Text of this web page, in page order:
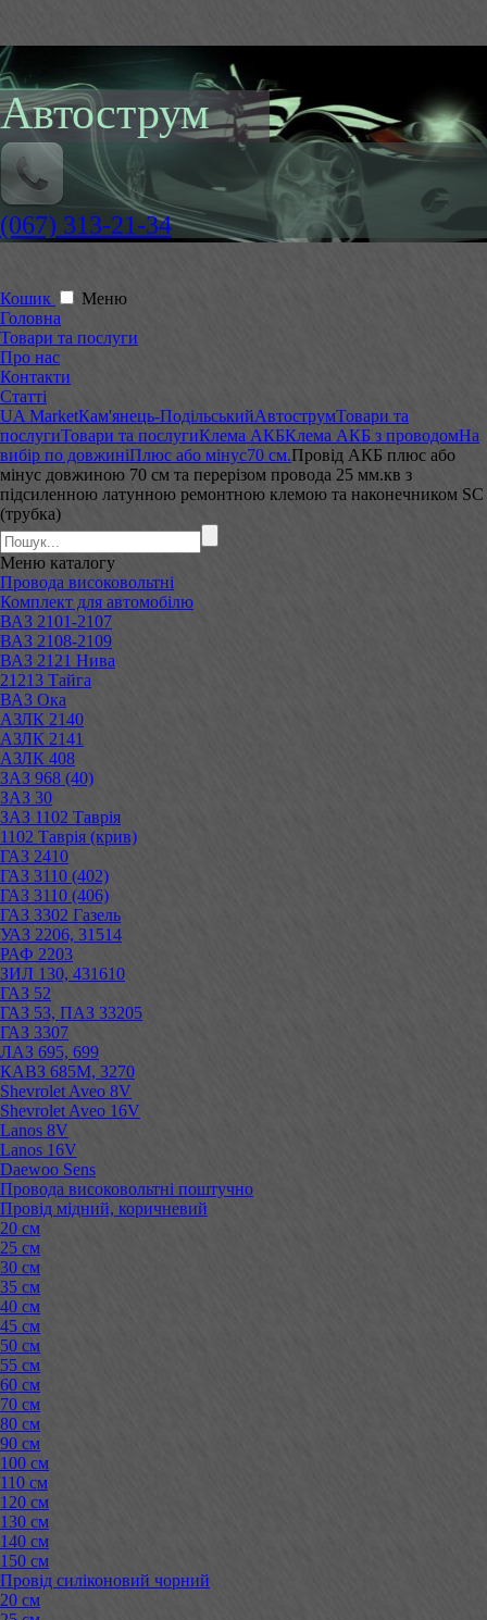
Автострум
(067) 313-21-34
Кошик
Меню
Головна
Товари та послуги
Про нас
Контакти
Статті
UA MarketКам'янець-ПодільськийАвтострумТовари та
послугиТовари та послугиКлема АКБКлема АКБ з проводомНа
вибір по довжиніПлюс або мінус70 см.Провід АКБ плюс або
мінус довжиною 70 см та перерізом провода 25 мм.кв з
підсиленною латунною ремонтною клемою та наконечником SC
(трубка)
Меню каталогу
Провода високовольтні
Комплект для автомобілю
ВАЗ 2101-2107
ВАЗ 2108-2109
ВАЗ 2121 Нива
21213 Тайга
ВАЗ Ока
АЗЛК 2140
АЗЛК 2141
АЗЛК 408
ЗАЗ 968 (40)
ЗАЗ 30
ЗАЗ 1102 Таврія
1102 Таврія (крив)
ГАЗ 2410
ГАЗ 3110 (402)
ГАЗ 3110 (406)
ГАЗ 3302 Газель
УАЗ 2206, 31514
РАФ 2203
ЗИЛ 130, 431610
ГАЗ 52
ГАЗ 53, ПАЗ 33205
ГАЗ 3307
ЛАЗ 695, 699
КАВЗ 685М, 3270
Shevrolet Aveo 8V
Shevrolet Aveo 16V
Lanos 8V
Lanos 16V
Daewoo Sens
Провода високовольтні поштучно
Провід мідний, коричневий
20 см
25 см
30 см
35 см
40 см
45 см
50 см
55 см
60 см
70 см
80 см
90 см
100 см
110 см
120 см
130 см
140 см
150 см
Провід силіконовий чорний
20 см